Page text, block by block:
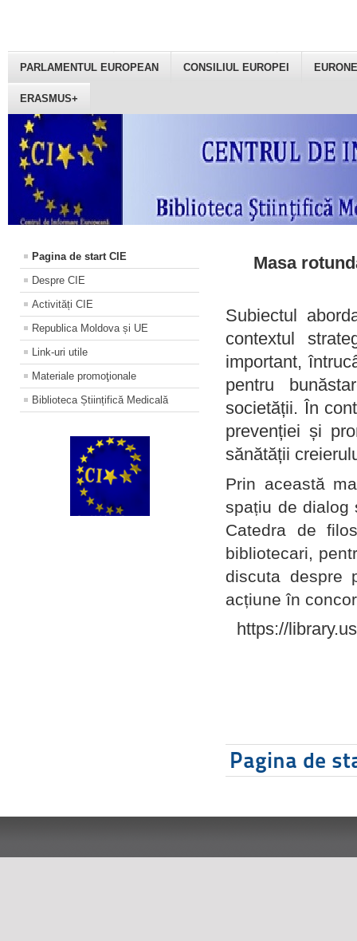
PARLAMENTUL EUROPEAN CONSILIUL EUROPEI
ERASMUS+
Pagina de start CIE
Despre CIE
Activități CIE
Republica Moldova și UE
Link-uri utile
Materiale promoţionale
Biblioteca Științifică Medicală
Masa
Subiectul
contextul
important,
pentru
societății. În
prevenției și
sănătății
Prin această
spațiu de dialog
Catedra de
bibliotecari,
discuta despre
acțiune în
https://
Pagina de